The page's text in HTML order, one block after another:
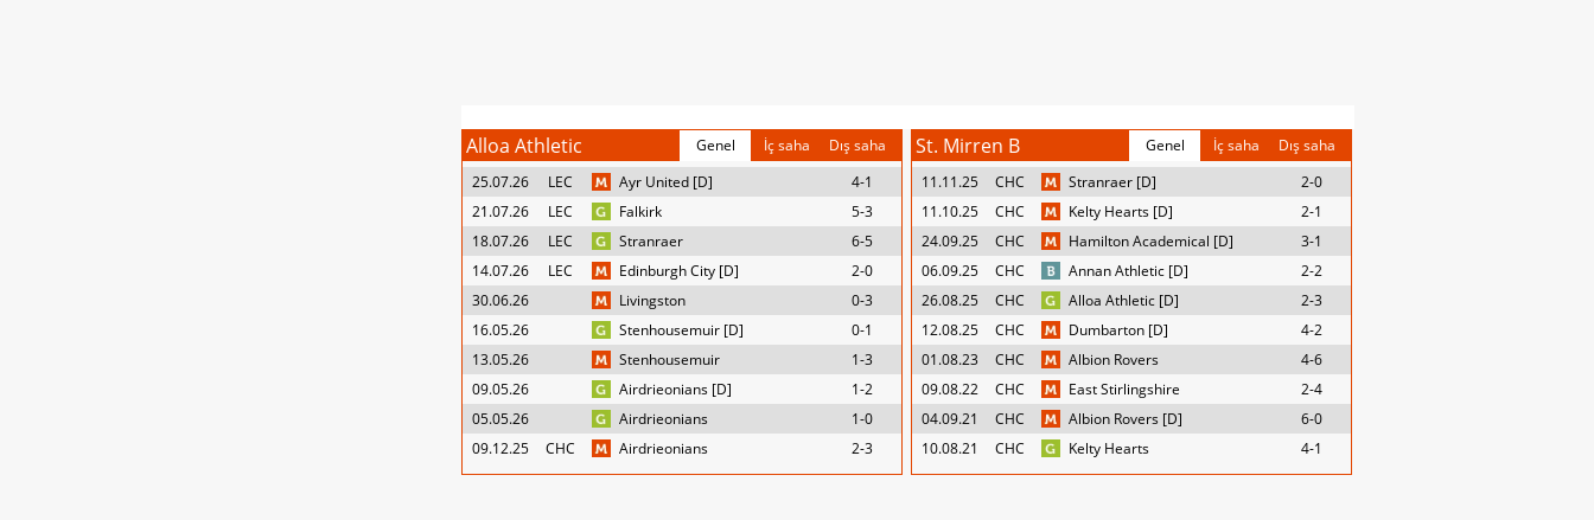
Alloa Athletic Genel İç saha
Dış saha
25.07.26
LEC Ayr United [D]
4-1
21.07.26
LEC Falkirk
5-3
18.07.26
LEC Stranraer
6-5
14.07.26
LEC Edinburgh City [D]
2-0
30.06.26
Livingston
0-3
16.05.26
Stenhousemuir [D]
0-1
13.05.26
Stenhousemuir
1-3
09.05.26
Airdrieonians [D]
1-2
05.05.26
Airdrieonians
1-0
09.12.25
CHC Airdrieonians 2-3
St. Mirren B Genel İç saha
Dış saha
11.11.25
CHC Stranraer [D]
2-0
11.10.25
CHC Kelty Hearts [D]
2-1
24.09.25
CHC Hamilton Academical [D]
3-1
06.09.25
CHC Annan Athletic [D]
2-2
26.08.25
CHC Alloa Athletic [D]
2-3
12.08.25
CHC Dumbarton [D]
4-2
01.08.23
CHC Albion Rovers
4-6
09.08.22
CHC East Stirlingshire
2-4
04.09.21
CHC Albion Rovers [D]
6-0
10.08.21
CHC Kelty Hearts 4-1